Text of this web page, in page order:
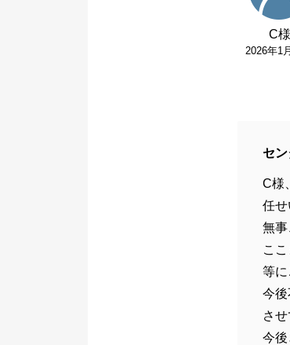
C様
2026年1
セ
C様
任せ
無事
こ
等
今
さ
今後